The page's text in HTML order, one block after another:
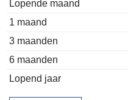
Lopende maand
1 maand
3 maanden
6 maanden
Lopend jaar